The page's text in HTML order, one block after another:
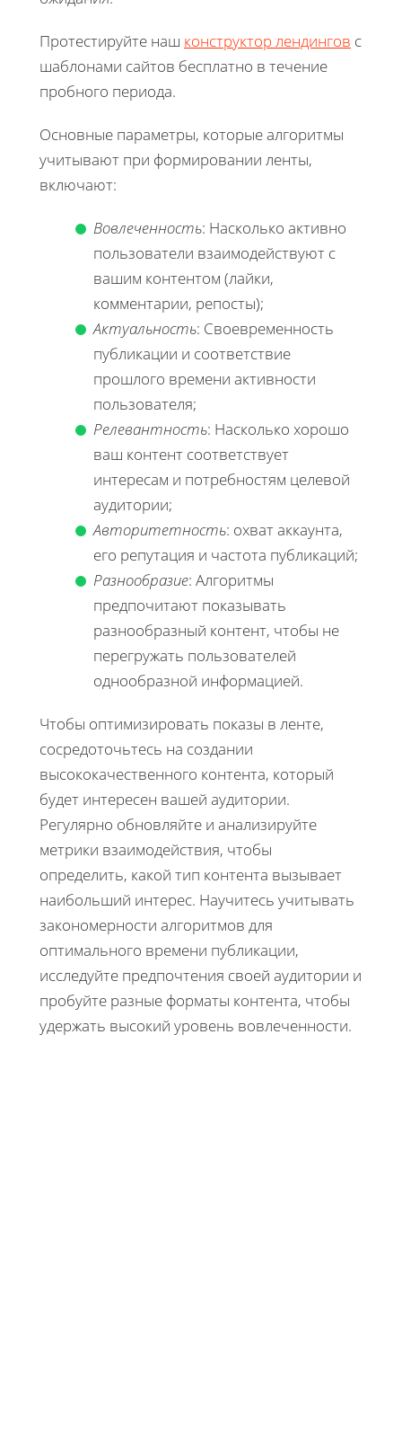
Протестируйте наш конструктор лендингов с
шаблонами сайтов бесплатно в течение
пробного периода.
Основные параметры, которые алгоритмы
учитывают при формировании ленты,
включают:
Вовлеченность: Насколько активно
пользователи взаимодействуют с
вашим контентом (лайки,
комментарии, репосты);
Актуальность: Своевременность
публикации и соответствие
прошлого времени активности
пользователя;
Релевантность: Насколько хорошо
ваш контент соответствует
интересам и потребностям целевой
аудитории;
Авторитетность: охват аккаунта,
его репутация и частота публикаций;
Разнообразие: Алгоритмы
предпочитают показывать
разнообразный контент, чтобы не
перегружать пользователей
однообразной информацией.
Чтобы оптимизировать показы в ленте,
сосредоточьтесь на создании
высококачественного контента, который
будет интересен вашей аудитории.
Регулярно обновляйте и анализируйте
метрики взаимодействия, чтобы
определить, какой тип контента вызывает
наибольший интерес. Научитесь учитывать
закономерности алгоритмов для
оптимального времени публикации,
исследуйте предпочтения своей аудитории и
пробуйте разные форматы контента, чтобы
удержать высокий уровень вовлеченности.